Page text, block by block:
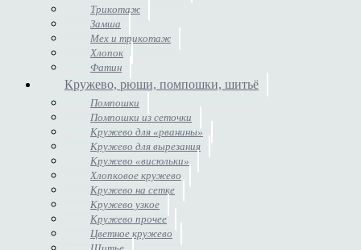
Трикотаж
Замша
Мех и трикотаж
Хлопок
Фатин
Кружево, рюши, помпошки, шитьё
Помпошки
Помпошки из сеточки
Кружево для «рванины»
Кружево для вырезания
Кружево «висюльки»
Хлопковое кружево
Кружево на сетке
Кружево узкое
Кружево прочее
Цветное кружево